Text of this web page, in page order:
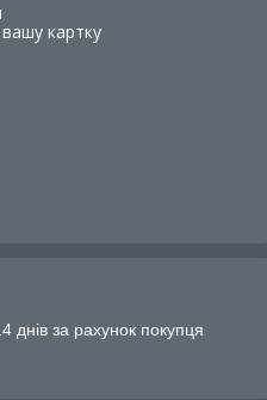
картку
днів за рахунок покупця